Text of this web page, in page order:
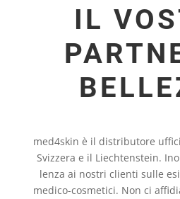
IL
med4skin è il dis­tri­bu­tore
Svi­z­zera e il Liech­ten­stein.
lenza ai nos­tri cli­enti sulle
med­ico-cos­me­tici. Non ci